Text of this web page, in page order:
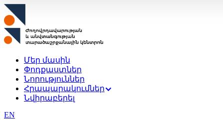
Մեր մասին
Փոդքաստներ
Նորություններ
Հրապարակումներ
Նվիրաբերել
EN